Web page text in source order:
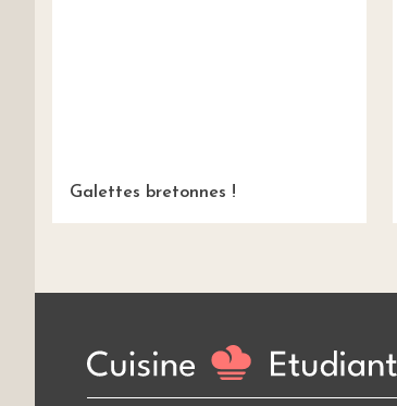
Galettes bretonnes !